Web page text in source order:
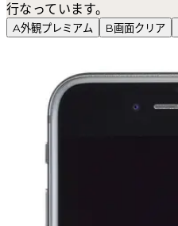
行なっています。
A外観プレミアム B画面クリア